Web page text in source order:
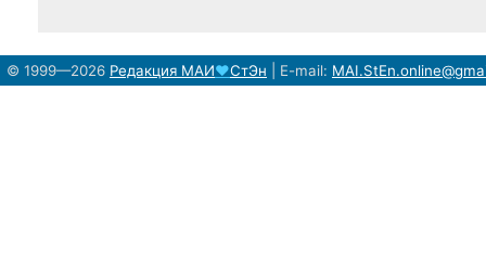
© 1999—2026 Редакция МАИ♥СтЭн E-mail: